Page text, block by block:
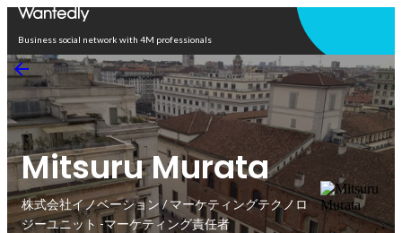
Business social network with 4M professionals
Mitsuru Murata
株式会社イノベーション / マーケティングテクノロ
ジーユニット -マーケティング責任者